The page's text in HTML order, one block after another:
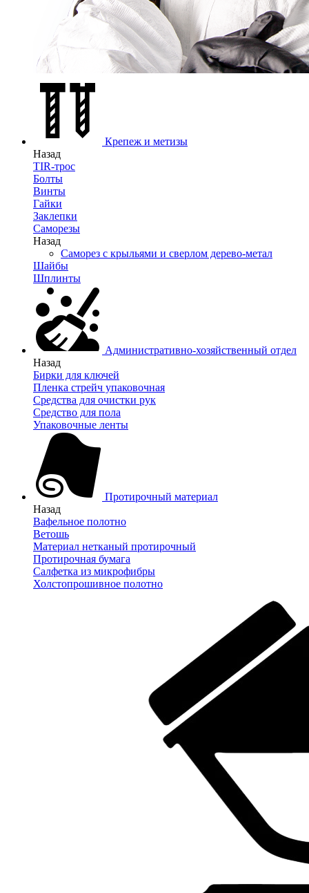
Крепеж и метизы
Назад
TIR-трос
Болты
Винты
Гайки
Заклепки
Саморезы
Назад
Саморез с крыльями и сверлом дерево-метал
Шайбы
Шплинты
Административно-хозяйственный отдел
Назад
Бирки для ключей
Пленка стрейч упаковочная
Средства для очистки рук
Средство для пола
Упаковочные ленты
Протирочный материал
Назад
Вафельное полотно
Ветошь
Материал нетканый протирочный
Протирочная бумага
Салфетка из микрофибры
Холстопрошивное полотно